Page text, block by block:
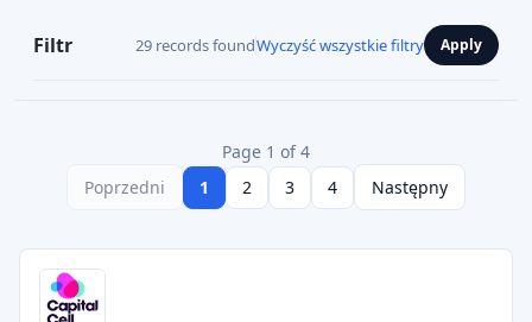
Filtr 29 records foundWyczyść wszystkie filtry Apply
Page 1 of 4
Poprzedni
1 2 3 4 Następny